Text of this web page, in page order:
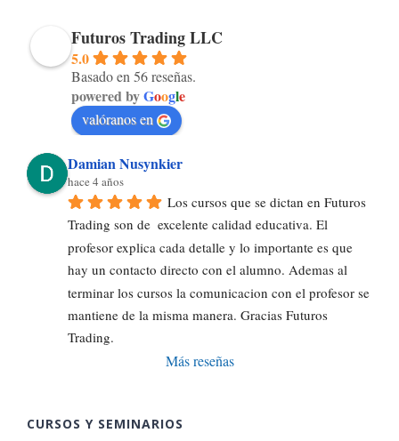
Futuros Trading LLC
5.0
Basado en 56 reseñas.
powered byGoogle
valóranos en
Damian Nusynkier
hace 4 años
Los cursos que se dictan en Futuros
Trading son de  excelente calidad educativa. El
profesor explica cada detalle y lo importante es que
hay un contacto directo con el alumno. Ademas al
terminar los cursos la comunicacion con el profesor se
mantiene de la misma manera. Gracias Futuros
Trading.
Más reseñas
CURSOS Y SEMINARIOS